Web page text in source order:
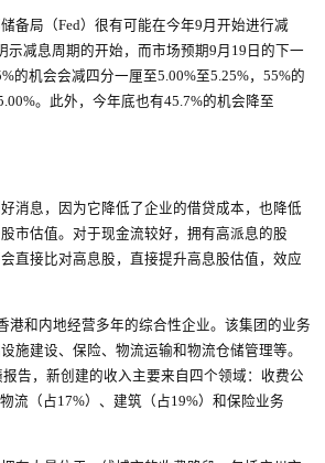
备局（Fed）很有可能在今年9月开始进行减
示减息周期的开始，而市场预期9月19日的下一
的机会会减四分一厘至5.00%至5.25%，55%的
。此外，今年底也有45.7%的机会降至
消息，因为它降低了企业的借贷成本，也降低
市估值。对于现金流较好，拥有高派息的股
直接比对高息股，直接提升高息股估值，效应
港和内地经营多年的综合性企业。该集团的业务
施建设、保险、物流运输和物流仓储管理等。
告，新创建的收入主要来自四个领域：收费公
流（占17%）、建筑（占19%）和保险业务